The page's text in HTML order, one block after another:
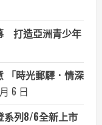
打造亞洲青少年
「時光郵驛．情深
6 日
系列8/6全新上市